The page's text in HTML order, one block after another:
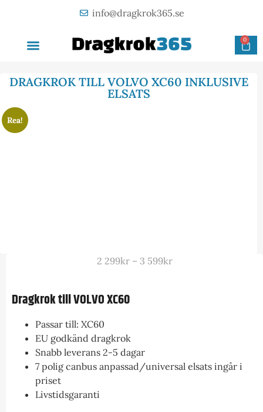
info@dragkrok365.se
0
DRAGKROK TILL VOLVO XC60 INKLUSIVE
ELSATS
Rea!
2 299kr – 3 599kr
Dragkrok till VOLVO XC60
Passar till: XC60
EU godkänd dragkrok
Snabb leverans 2-5 dagar
7 polig canbus anpassad/universal elsats ingår i
priset
Livstidsgaranti